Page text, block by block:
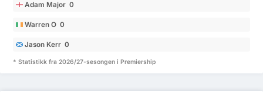
Adam Major 0
Warren O 0
Jason Kerr 0
* Statistikk fra 2026/27-sesongen i Premiership